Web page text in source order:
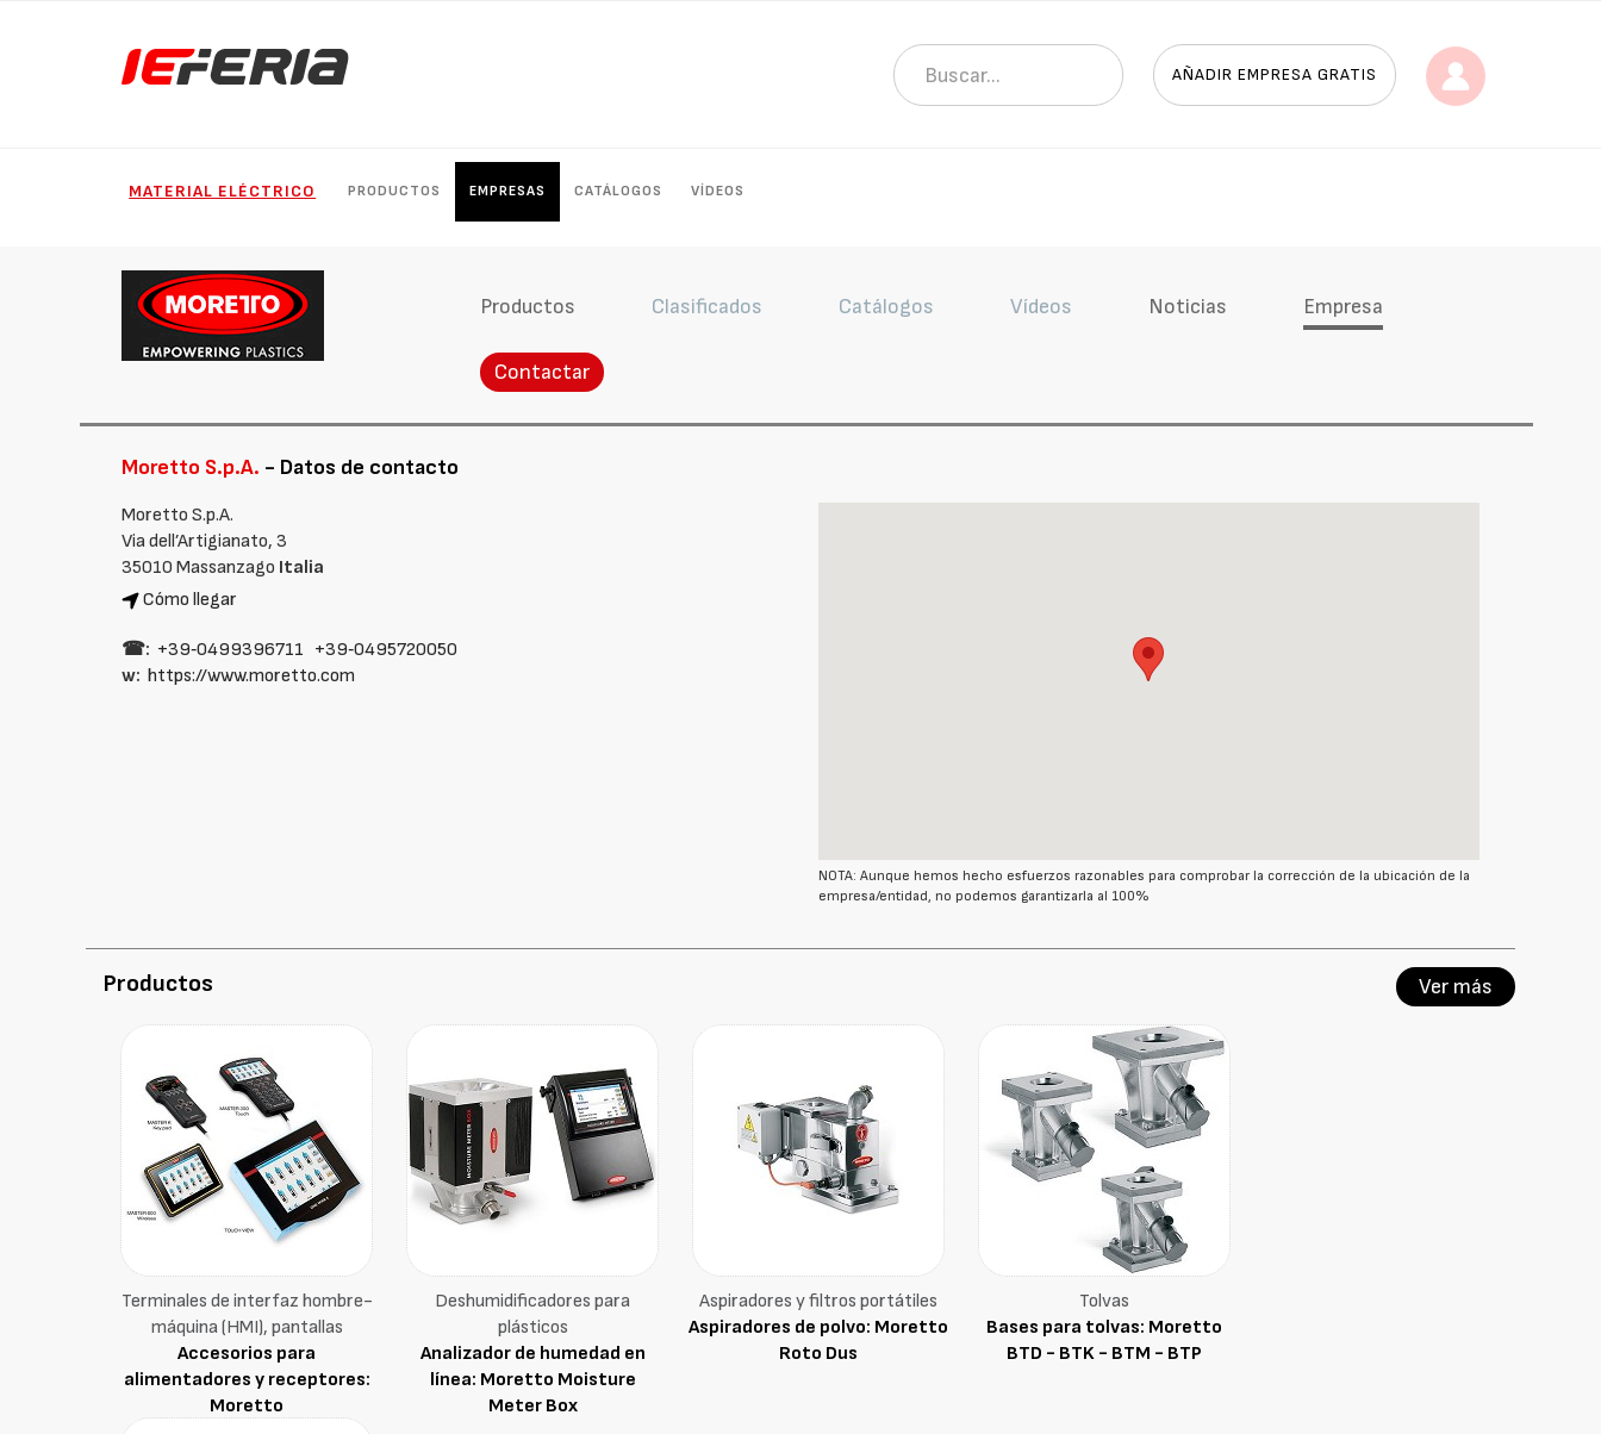
AÑADIR EMPRESA GRATIS
MATERIAL ELÉCTRICO PRODUCTOS EMPRESAS CATÁLOGOS VÍDEOS
Productos Clasificados Catálogos Vídeos Noticias Empresa
Contactar
Moretto S.p.A. - Datos de contacto
Moretto S.p.A.
Via dell’Artigianato, 3
35010 Massanzago Italia
Cómo llegar
☎: +39‑0499396711 +39‑0495720050
w:https://www.moretto.com
NOTA: Aunque hemos hecho esfuerzos razonables para comprobar la corrección de la ubicación de la
empresa/entidad, no podemos garantizarla al 100%
Productos Ver más
Terminales de interfaz hombre-
máquina (HMI), pantallas
Accesorios para
alimentadores y receptores:
Moretto
Deshumidificadores para
plásticos
Analizador de humedad en
línea: Moretto Moisture
Meter Box
Aspiradores y filtros portátiles
Aspiradores de polvo: Moretto
Roto Dus
Tolvas
Bases para tolvas: Moretto
BTD - BTK - BTM - BTP